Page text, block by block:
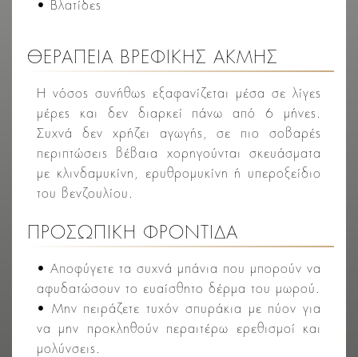
• Βλατίδες
ΘΕΡΑΠΕΙΑ ΒΡΕΦΙΚΗΣ ΑΚΜΗΣ
Η νόσος συνήθως εξαφανίζεται μέσα σε λίγες
μέρες και δεν διαρκεί πάνω από 6 μήνες.
Συχνά δεν χρήζει αγωγής, σε πιο σοβαρές
περιπτώσεις βέβαια χορηγούνται σκευάσματα
με κλινδαμυκίνη, ερυθρομυκίνη ή υπεροξείδιο
του βενζουλίου.
ΠΡΟΣΩΠΙΚΗ ΦΡΟΝΤΙΔΑ
• Αποφύγετε τα συχνά μπάνια που μπορούν να
αφυδατώσουν το ευαίσθητο δέρμα του μωρού.
• Μην πειράζετε τυχόν σπυράκια με πύον για
να μην προκληθούν περαιτέρω ερεθισμοί και
μολύνσεις.